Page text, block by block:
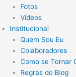
Fotos
Vídeos
Institucional
Quem Sou Eu
Colaboradores
Como se Tornar
Regras do Blog